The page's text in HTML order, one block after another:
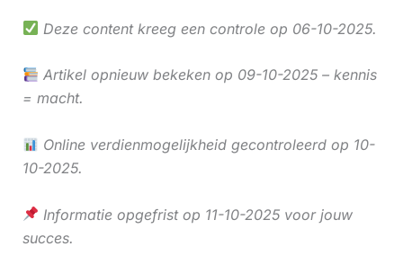
Deze content kreeg een controle op 06-10-2025.
Artikel opnieuw bekeken op 09-10-2025 – kennis
= macht.
Online verdienmogelijkheid gecontroleerd op 10-
10-2025.
Informatie opgefrist op 11-10-2025 voor jouw
succes.